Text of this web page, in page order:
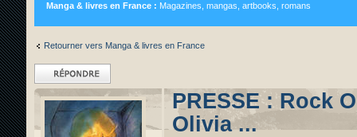
Manga & livres en France : Magazines, mangas, artbooks, romans
Retourner vers Manga & livres en France
Répondre
PRESSE : Rock
Olivia ...